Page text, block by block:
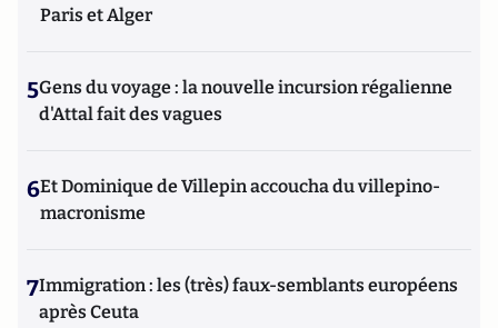
Paris et Alger
5Gens du voyage : la nouvelle incursion régalienne
d'Attal fait des vagues
6Et Dominique de Villepin accoucha du villepino-
macronisme
7Immigration : les (très) faux-semblants européens
après Ceuta